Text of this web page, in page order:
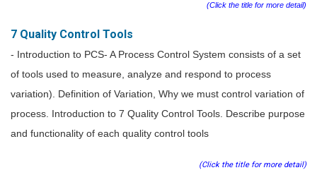
(Click the title for more detail)
7 Quality Control Tools
- Introduction to PCS- A Process Control System consists of a set
of tools used to measure, analyze and respond to process
variation). Definition of Variation, Why we must control variation of
process. Introduction to 7 Quality Control Tools. Describe purpose
and functionality of each quality control tools
(Click the title for more detail)